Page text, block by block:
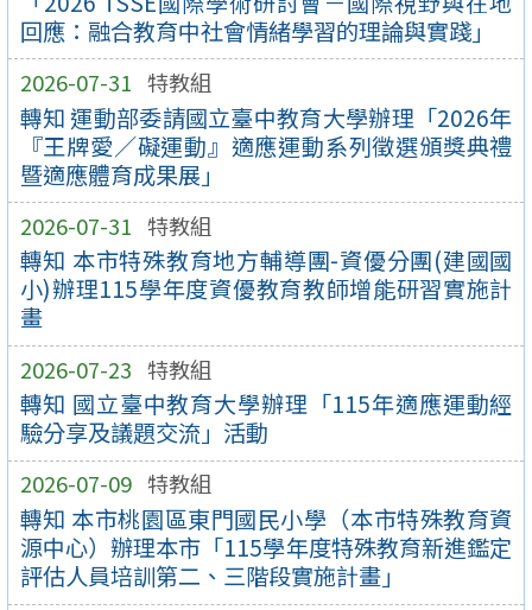
回應：融合教育中社會情緒學習的理論與實踐」
2026-07-31 特教組
轉知 運動部委請國立臺中教育大學辦理「2026年
『王牌愛／礙運動』適應運動系列徵選頒獎典禮
暨適應體育成果展」
2026-07-31 特教組
轉知 本市特殊教育地方輔導團-資優分團(建國國
小)辦理115學年度資優教育教師增能研習實施計
畫
2026-07-23 特教組
轉知 國立臺中教育大學辦理「115年適應運動經
驗分享及議題交流」活動
2026-07-09 特教組
轉知 本市桃園區東門國民小學（本市特殊教育資
源中心）辦理本市「115學年度特殊教育新進鑑定
評估人員培訓第二、三階段實施計畫」